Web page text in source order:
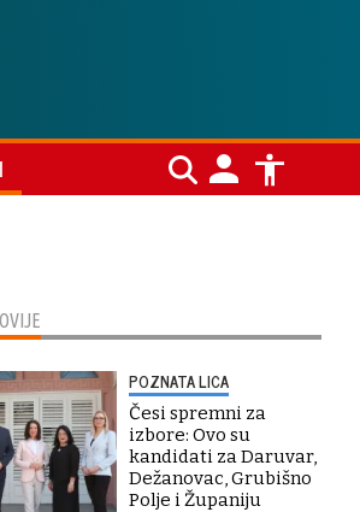
POZNATA LICA
Česi spremni za
izbore: Ovo su
kandidati za Daruvar,
Dežanovac, Grubišno
Polje i Županiju